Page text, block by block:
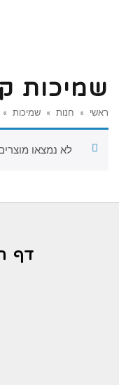
שמיכות
ראשי » חנות » שמיכות »
לא נמצאו
דף